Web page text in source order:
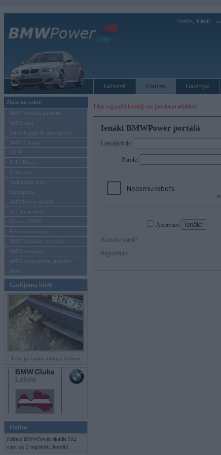
Sveiks, Viesi!
Galvenā Forums Galerijas
Ziņas un raksti
BMW modeļu jaunumi
BMW testi
Tehnoloģijas & sasniegumi
BMW Latvijā
MINI
Rolls-Royce
Pasākumi
Vadāmības tests
Autosports
BMWPower aktuāli
Reklāmas raksti
Mēneša BMW
Sērijveida tūnings
BMW pasaules jaunumi
BMW koncepti
BMW konkurentu jaunumi
Moto
Gadījuma bilde
Latvijas lauku tūninga šedevri
Online
Pašreiz BMWPower skatās 102
viesi un 2 reģistrēti lietotāji.
Tikai reģistrēti lietotāji var pievienot atbildes!
Ienākt BMWPower portālā
Lietotājvārds:
Parole:
Atcerēties
Aizmirsi paroli?
Reģistrēties